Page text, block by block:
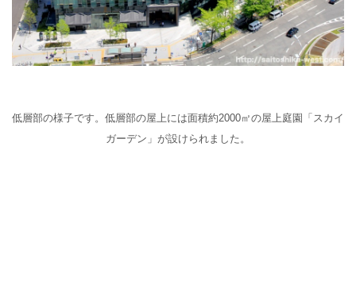
低層部の様子です。低層部の屋上には面積約2000㎡の屋上庭園「スカイ
ガーデン」が設けられました。